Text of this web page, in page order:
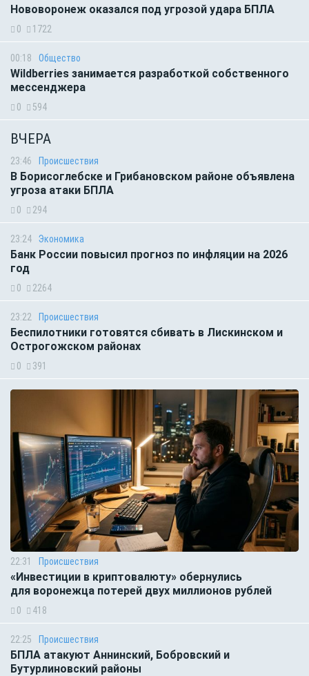
Нововоронеж оказался под угрозой удара БПЛА
0 1722
00:18 Общество
Wildberries занимается разработкой собственного
мессенджера
0 594
ВЧЕРА
23:46 Происшествия
В Борисоглебске и Грибановском районе объявлена
угроза атаки БПЛА
0 294
23:24 Экономика
Банк России повысил прогноз по инфляции на 2026
год
0 2264
23:22 Происшествия
Беспилотники готовятся сбивать в Лискинском и
Острогожском районах
0 391
22:31 Происшествия
«Инвестиции в криптовалюту» обернулись
для воронежца потерей двух миллионов рублей
0 418
22:25 Происшествия
БПЛА атакуют Аннинский, Бобровский и
Бутурлиновский районы